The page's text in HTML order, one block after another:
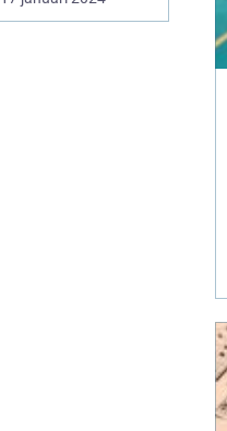
är en ...